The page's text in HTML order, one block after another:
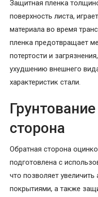
Защитная пленка
поверхность листа,
материала во время
пленка предотвращает
потертости и
ухудшению внешнего
характеристик стали.
сторона
Обратная сторона
подготовлена с
что позволяет
покрытиями, а также